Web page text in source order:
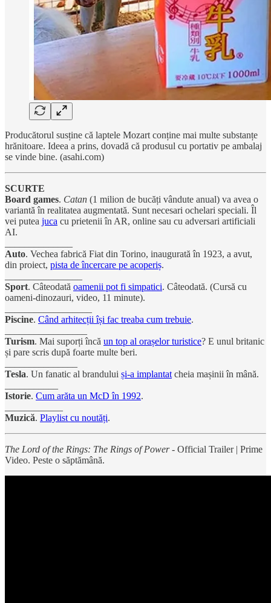
Producătorul susține că laptele Mozart conține mai multe substanțe
hrănitoare. Ideea a prins, dovadă că produsul cu portativ pe ambalaj
se vinde bine. (asahi.com)
SCURTE
Board games. Catan (1 milion de bucăți vândute anual) va avea o
variantă în realitatea augmentată. Sunt necesari ochelari speciali. Îl
vei putea juca cu prietenii în AR, online sau cu adversari artificiali
AI.
Auto. Vechea fabrică Fiat din Torino, inaugurată în 1923, a avut,
din proiect, pista de încercare pe acoperiș.
Sport. Câteodată oamenii pot fi simpatici. Câteodată. (Cursă cu
oameni-dinozauri, video, 11 minute).
Piscine. Când arhitecții își fac treaba cum trebuie.
Turism. Mai suporți încă un top al orașelor turistice? E unul britanic
și pare scris după foarte multe beri.
Tesla. Un fanatic al brandului și-a implantat cheia mașinii în mână.
Istorie. Cum arăta un McD în 1992.
Muzică. Playlist cu noutăți.
The Lord of the Rings: The Rings of Power- Official Trailer | Prime
Video. Peste o săptămână.